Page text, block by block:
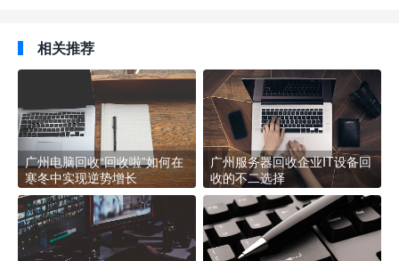
相关推荐
广州电脑回收“回收啦”如何在
寒冬中实现逆势增长
广州服务器回收企业IT设备回
收的不二选择